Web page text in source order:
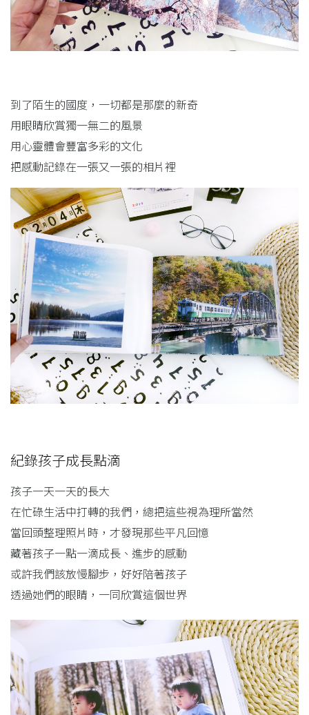
到了陌生的國度，一切都是那麼的新奇
用眼睛欣賞獨一無二的風景
用心靈體會豐富多彩的文化
把感動記錄在一張又一張的相片裡
紀錄孩子成長點滴
孩子一天一天的長大
在忙碌生活中打轉的我們，總把這些視為理所當然
當回頭整理照片時，才發現那些平凡回憶
藏著孩子一點一滴成長、進步的感動
或許我們該放慢腳步，好好陪著孩子
透過她們的眼睛，一同欣賞這個世界